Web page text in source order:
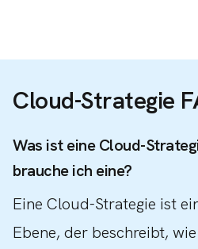
Cloud-Strategie
Was ist eine Cloud-
brauche ich eine?
Eine Cloud-Strategie ist
Ebene, der beschreibt,